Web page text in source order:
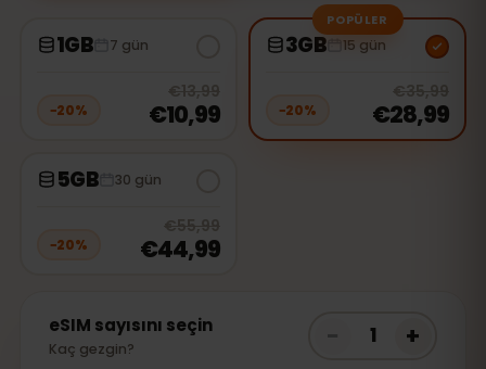
1GB 7 gün
−20%
20 , now €10,99
€13,99
€10,99
POPÜLER
3GB 15 gün
−20%
€35,99
€28,99
5GB 30 gün
−20%
20
€55,99
€44,99
eSIM sayısını seçin
Kaç gezgin?
1 +